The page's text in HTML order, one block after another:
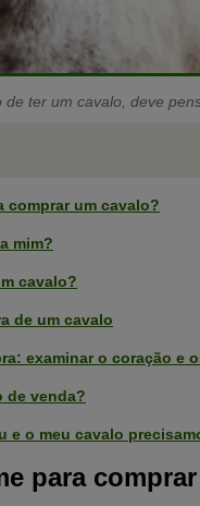
ter um cavalo, deve
comprar um cavalo?
mim?
cavalo?
de um cavalo
examinar o coração e
de venda?
e o meu cavalo
para